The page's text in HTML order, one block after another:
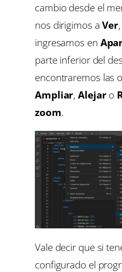
cambio desde el
nos dirigimos aVer
ingresamos en
parte inferior del
encontraremos las
Ampliar,Alejaro
zoom.
Vale decir que si
configurado el